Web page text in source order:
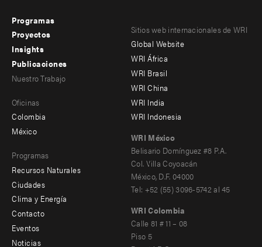
Footer
menu
-
Programas
Proyectos
Insights
Publicaciones
menu
-
Nuestro Trabajo
Oficinas
Colombia
México
Programas
Recursos Naturales
Ciudades
Clima y Energía
Footer
Contacto
Eventos
Noticias
Footer
menu
-
Offices
Sitios web internacionales de WRI
Global Website
WRI África
WRI Brasil
WRI China
WRI India
WRI Indonesia
WRI México
Belisario Domínguez #8 P.A.
Col. Villa Coyoacán
México, D.F. 04000
Tel: +52 (55) 3096-5742 al 45
WRI Colombia
Calle 81 # 11 – 08
Piso 5